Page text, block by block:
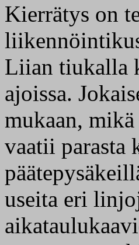
Kierrätys on
Liian tiukalla
ajoissa.
mukaan,
vaatii parasta
useita eri